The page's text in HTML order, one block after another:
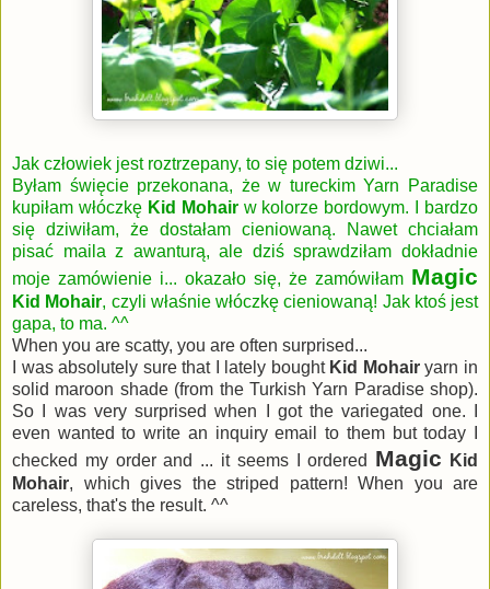
Jak człowiek jest roztrzepany, to się potem dziwi...
Byłam święcie przekonana, że w tureckim Yarn Paradise
kupiłam włóczkę Kid Mohairw kolorze bordowym. I bardzo
się dziwiłam, że dostałam cieniowaną. Nawet chciałam
pisać maila z awanturą, ale dziś sprawdziłam dokładnie
moje zamówienie i... okazało się, że zamówiłam Magic
Kid Mohair, czyli właśnie włóczkę cieniowaną! Jak ktoś jest
gapa, to ma. ^^
When you are scatty, you are often surprised...
I was absolutely sure that I lately bought Kid Mohairyarn in
solid maroon shade (from the Turkish Yarn Paradise shop).
So I was very surprised when I got the variegated one. I
even wanted to write an inquiry email to them but today I
checked my order and ... it seems I ordered Magic Kid
Mohair, which gives the striped pattern! When you are
careless, that's the result. ^^